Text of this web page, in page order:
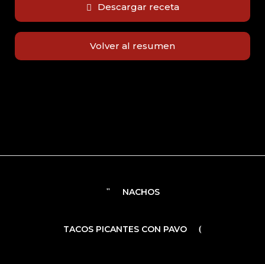
Descargar receta
Volver al resumen
NACHOS
TACOS PICANTES CON PAVO